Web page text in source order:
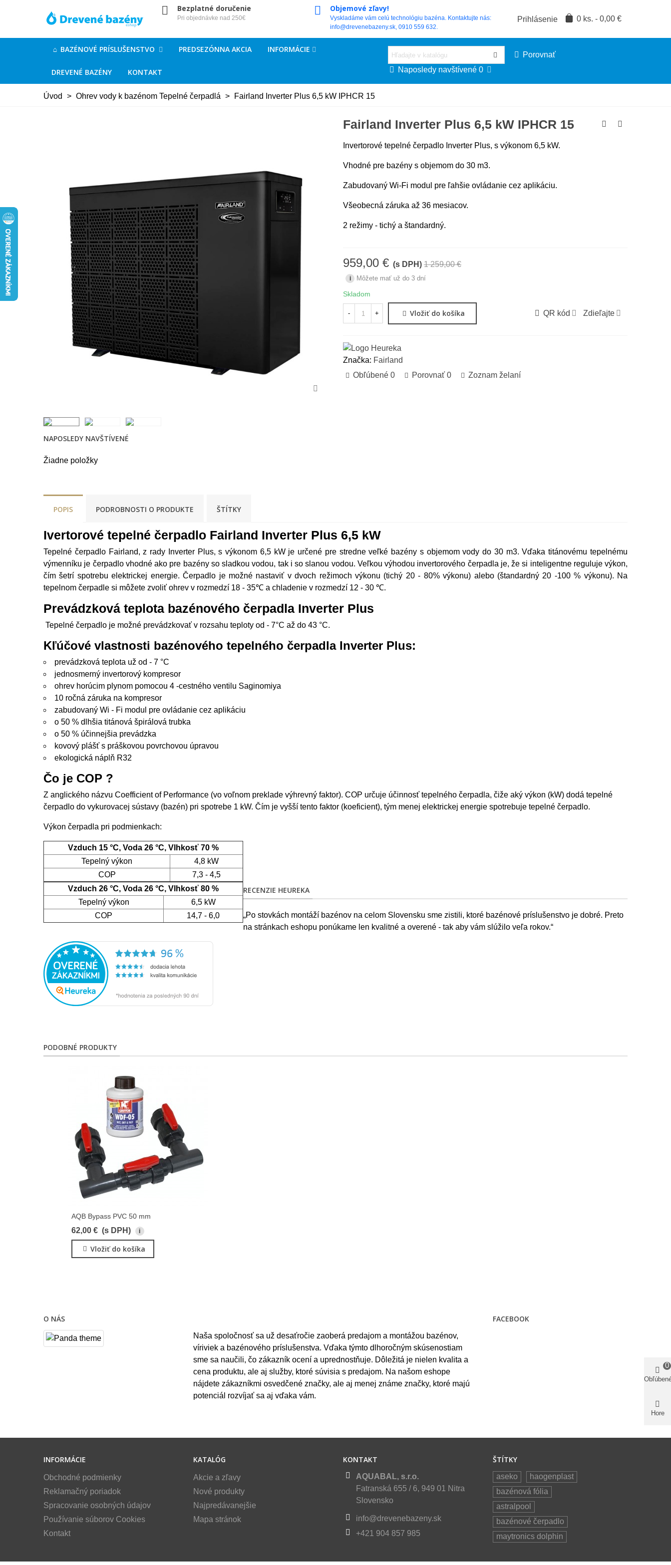
Bezplatné doručenie
Pri objednávke nad 250€
Objemové zľavy!
Vyskladáme vám celú technológiu bazéna. Kontaktujte nás:
info@drevenebazeny.sk, 0910 559 632.
Prihlásenie 0 ks. - 0,00 €
BAZÉNOVÉ PRÍSLUŠENSTVO PREDSEZÓNNA AKCIA INFORMÁCIE
DREVENÉ BAZÉNY KONTAKT
Porovnať
Naposledy navštívené 0
Úvod > Ohrev vody k bazénom Tepelné čerpadlá > Fairland Inverter Plus 6,5 kW IPHCR 15
NAPOSLEDY NAVŠTÍVENÉ
Žiadne položky
Fairland Inverter Plus 6,5 kW IPHCR 15
Invertorové tepelné čerpadlo Inverter Plus, s výkonom 6,5 kW.
Vhodné pre bazény s objemom do 30 m3.
Zabudovaný Wi-Fi modul pre ľahšie ovládanie cez aplikáciu.
Všeobecná záruka až 36 mesiacov.
2 režimy - tichý a štandardný.
959,00 € (s DPH) 1 259,00 €
i Môžete mať už do 3 dní
Skladom
- + Vložiť do košíka QR kód Zdieľajte
Značka: Fairland
Obľúbené 0 Porovnať 0 Zoznam želaní
POPIS PODROBNOSTI O PRODUKTE ŠTÍTKY
Ivertorové tepelné čerpadlo Fairland Inverter Plus 6,5 kW
Tepelné čerpadlo Fairland, z rady Inverter Plus, s výkonom 6,5 kW je určené pre stredne veľké bazény s objemom vody do 30 m3. Vďaka titánovému tepelnému
výmenníku je čerpadlo vhodné ako pre bazény so sladkou vodou, tak i so slanou vodou. Veľkou výhodou invertorového čerpadla je, že si inteligentne reguluje výkon,
čím šetrí spotrebu elektrickej energie. Čerpadlo je možné nastaviť v dvoch režimoch výkonu (tichý 20 - 80% výkonu) alebo (štandardný 20 -100 % výkonu). Na
tepelnom čerpadle si môžete zvoliť ohrev v rozmedzí 18 - 35℃ a chladenie v rozmedzí 12 - 30 ℃.
Prevádzková teplota bazénového čerpadla Inverter Plus
Tepelné čerpadlo je možné prevádzkovať v rozsahu teploty od - 7°C až do 43 °C.
Kľúčové vlastnosti bazénového tepelného čerpadla Inverter Plus:
prevádzková teplota už od - 7 °C
jednosmerný invertorový kompresor
ohrev horúcim plynom pomocou 4 -cestného ventilu Saginomiya
10 ročná záruka na kompresor
zabudovaný Wi - Fi modul pre ovládanie cez aplikáciu
o 50 % dlhšia titánová špirálová trubka
o 50 % účinnejšia prevádzka
kovový plášť s práškovou povrchovou úpravou
ekologická náplň R32
Čo je COP ?
Z anglického názvu Coefficient of Performance (vo voľnom preklade výhrevný faktor). COP určuje účinnosť tepelného čerpadla, čiže aký výkon (kW) dodá tepelné
čerpadlo do vykurovacej sústavy (bazén) pri spotrebe 1 kW. Čím je vyšší tento faktor (koeficient), tým menej elektrickej energie spotrebuje tepelné čerpadlo.
Výkon čerpadla pri podmienkach:
Vzduch 15 °C, Voda 26 °C, Vlhkosť 70 %
Tepelný výkon
4,8 kW
COP
7,3 - 4,5
Vzduch 26 °C, Voda 26 °C, Vlhkosť 80 %
Tepelný výkon
6,5 kW
COP
14,7 - 6,0
RECENZIE HEUREKA
„Po stovkách montáží bazénov na celom Slovensku sme zistili, ktoré bazénové príslušenstvo je dobré. Preto
na stránkach eshopu ponúkame len kvalitné a overené - tak aby vám slúžilo veľa rokov.“
PODOBNÉ PRODUKTY
AQB Bypass PVC 50 mm
62,00 € (s DPH) i
Vložiť do košíka
O NÁS
Naša spoločnosť sa už desaťročie zaoberá predajom a montážou bazénov,
víriviek a bazénového príslušenstva. Vďaka týmto dlhoročným skúsenostiam
sme sa naučili, čo zákazník ocení a uprednostňuje. Dôležitá je nielen kvalita a
cena produktu, ale aj služby, ktoré súvisia s predajom. Na našom eshope
nájdete zákazníkmi osvedčené značky, ale aj menej známe značky, ktoré majú
potenciál rozvíjať sa aj vďaka vám.
FACEBOOK
INFORMÁCIE
Obchodné podmienky
Reklamačný poriadok
Spracovanie osobných údajov
Používanie súborov Cookies
Kontakt
KATALÓG
Akcie a zľavy
Nové produkty
Najpredávanejšie
Mapa stránok
KONTAKT
AQUABAL, s.r.o.
Fatranská 655 / 6, 949 01 Nitra
Slovensko
info@drevenebazeny.sk
+421 904 857 985
ŠTÍTKY
aseko
haogenplast
bazénová fólia
astralpool
bazénové čerpadlo
maytronics dolphin
0
Hore